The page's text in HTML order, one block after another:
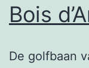
Bois
De golfbaan